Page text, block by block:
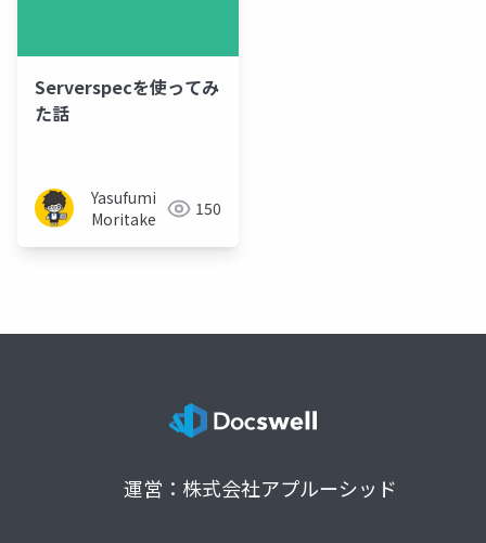
Serverspecを使ってみ
た話
Yasufumi
Moritake
150
運営：株式会社アプルーシッド